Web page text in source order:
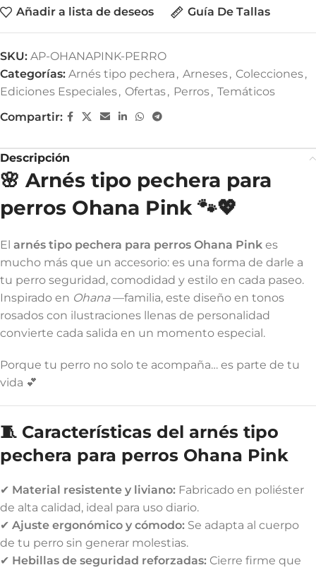
Añadir a lista de deseos
Guía De Tallas
SKU: AP-OHANAPINK-PERRO
Categorías: Arnés tipo pechera , Arneses, Colecciones,
Ediciones Especiales, Ofertas, Perros, Temáticos
Compartir:
Descripción
🌸 Arnés tipo pechera para
perros Ohana Pink 🐾💖
El arnés tipo pechera para perros Ohana Pink es
mucho más que un accesorio: es una forma de darle a
tu perro seguridad, comodidad y estilo en cada paseo.
Inspirado en Ohana—familia, este diseño en tonos
rosados con ilustraciones llenas de personalidad
convierte cada salida en un momento especial.
Porque tu perro no solo te acompaña… es parte de tu
vida 💕
🧵 Características del arnés tipo
pechera para perros Ohana Pink
✔ Material resistente y liviano: Fabricado en poliéster
de alta calidad, ideal para uso diario.
✔ Ajuste ergonómico y cómodo: Se adapta al cuerpo
de tu perro sin generar molestias.
✔ Hebillas de seguridad reforzadas: Cierre firme que